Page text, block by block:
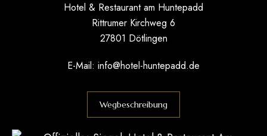
Hotel & Restaurant am Huntepadd
Rittrumer Kirchweg 6
27801 Dötlingen
E-Mail: info@hotel-huntepadd.de
Wegbeschreibung